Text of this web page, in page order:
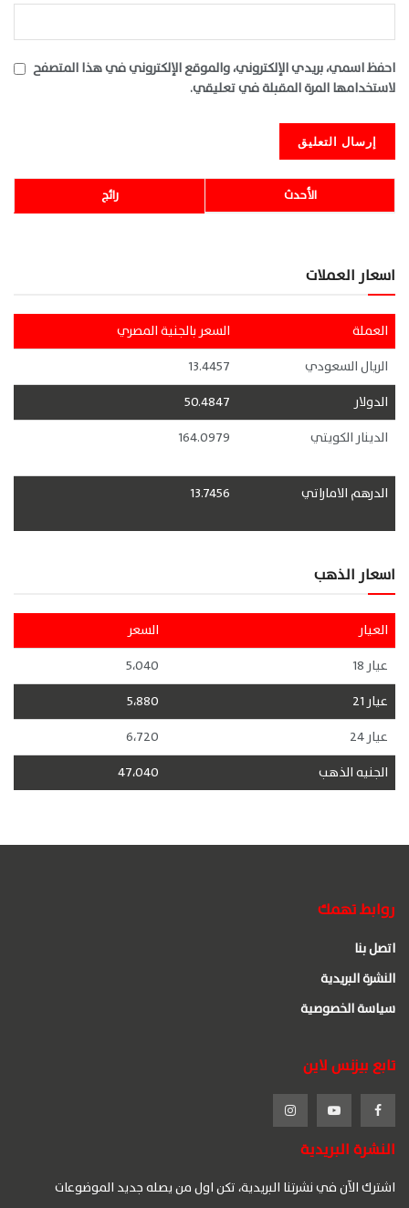
احفظ اسمي، بريدي الإلكتروني، والموقع الإلكتروني في هذا المتصفح
لاستخدامها المرة المقبلة في تعليقي.
رائج الأحدث
اسعار العملات
العملة
السعر بالجنية المصري
الريال السعودي
13.4457
الدولار
50.4847
الدينار الكويتي
164.0979
الدرهم الاماراتي 13.7456
اسعار الذهب
العيار
السعر
عيار 18
5،040
عيار 21
5،880
عيار 24
6،720
الجنيه الذهب
47،040
روابط تهمك
اتصل بنا
النشرة البريدية
سياسة الخصوصية
تابع بيزنس لاين
النشرة البريدية
اشترك الآن في نشرتنا البريدية، تكن اول من يصله جديد الموضوعات